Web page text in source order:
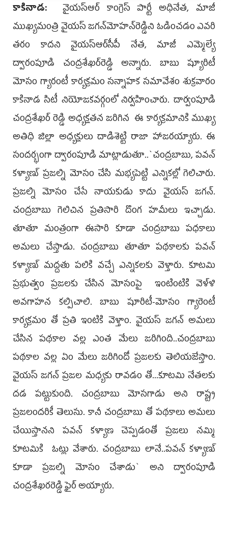
కాకినాడ‌: వైయస్ఆర్ కాంగ్రెస్ పార్టీ అధినేత‌, మాజీ
ముఖ్య‌మంత్రి వైయ‌స్ జ‌గన్‌మోహ‌న్‌రెడ్డిని ఓడించ‌డం ఎవ‌రి
త‌రం కాద‌ని వైయ‌స్ఆర్‌సీపీ నేత‌, మాజీ ఎమ్మెల్యే
ద్వారంపూడి చంద్ర‌శేఖ‌ర్‌రెడ్డి అన్నారు. బాబు ష్యూరిటీ
మోసం గ్యారంటీ కార్యక్రమం స‌న్నాహ‌క స‌మావేశం శుక్ర‌వారం
కాకినాడ సిటీ నియోజకవర్గంలో నిర్వహించారు. దార్వంపూడి
చంద్రశేఖర్ రెడ్డి అధ్యక్షతన జరిగిన ఈ కార్యక్రమానికి ముఖ్య
అతిధి జిల్లా అధ్యక్షులు దాడిశెట్టి రాజా హాజ‌ర‌య్యారు. ఈ
సంద‌ర్భంగా ద్వారంపూడి మాట్లాడుతూ..`చంద్రబాబు, పవన్
కళ్యాణ్ ప్రజల్ని మోసం చేసి మభ్యపెట్టి ఎన్నికల్లో గెలిచారు.
ప్రజల్ని మోసం చేసే నాయకుడు కాదు వైయ‌స్ జగన్.
చంద్రబాబు గెలిచిన ప్రతిసారి దొంగ హమీలు ఇచ్చాడు.
తూతూ మంత్రంగా ఈసారి కూడా చంద్రబాబు పధకాలు
అమలు చేస్తాడు. చంద్రబాబు తూతూ పథ‌కాలకు పవన్
కళ్యాణ్ మద్దతు పలికి వచ్చే ఎన్నికలకు వెళ్తారు. కూటమి
ప్రభుత్వం ప్రజలకు చేసిన మోసంపై ఇంటింటికి వెళ్ళి
అవగాహన కల్పిచాలి. బాబు షూరిటీ-మోసం గ్యారెంటీ
కార్యక్రమం తో ప్రతి ఇంటికి వెళ్తాం. వైయ‌స్ జగన్ అమలు
చేసిన పథ‌కాల వల్ల ఎంత మేలు జరిగింది..చంద్రబాబు
పథ‌కాల వల్ల ఏం మేలు జరిగిందో ప్రజలకు తెలియజేస్తాం.
వైయ‌స్‌ జగన్ ప్రజల మధ్యకు రావడం తో...కూటమి నేతలకు
దడ పట్టుకుంది. చంద్రబాబు మోసగాడు అని రాష్ట్ర
ప్రజలందరికీ తెలుసు. కానీ చంద్రబాబు తో పథ‌కాలు అమలు
చేయిస్తానని పవన్ కళ్యాణ చెప్పడంతో ప్రజలు నమ్మి
కూటమికి ఓట్లు వేశారు. చంద్రబాబు లానే..పవన్ కళ్యాణ్
కూడా ప్రజల్ని మోసం చేశాడు` అని ద్వారంపూడి
చంద్ర‌శేఖ‌ర‌రెడ్డి ఫైర్ అయ్యారు.